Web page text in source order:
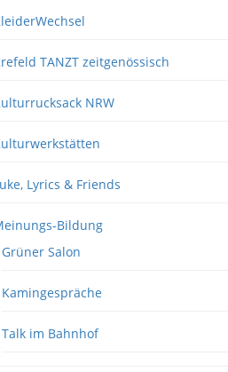
TANZT zeitgenössisch
NRW
Lyrics & Friends
Bildung
Grüner Salon
Kamingespräche
Talk im Bahnhof